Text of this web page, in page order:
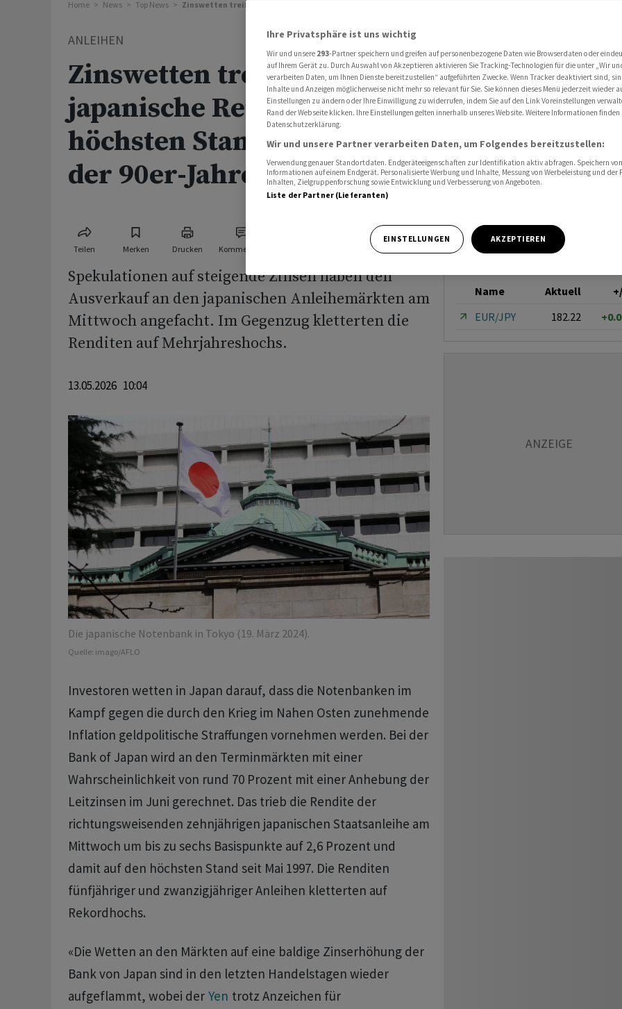
Home News Top News Zinswetten treiben japanische Renditen auf höchsten Stand seit Ende der 90er-Jahre
ANLEIHEN
Zinswetten treiben
japanische Renditen auf
höchsten Stand seit Ende
der 90er-Jahre
Teilen Merken Drucken Kommentare
Spekulationen auf steigende Zinsen haben den
Ausverkauf an den japanischen Anleihemärkten am
Mittwoch angefacht. Im Gegenzug kletterten die
Renditen auf Mehrjahreshochs.
13.05.2026 10:04
Die japanische Notenbank in Tokyo (19. März 2024).
Quelle: imago/AFLO
Investoren wetten in Japan darauf, dass die Notenbanken im
Kampf gegen die durch den Krieg im ⁠Nahen Osten zunehmende
Inflation geldpolitische Straffungen vornehmen werden. Bei der
Bank of Japan wird an den ‌Terminmärkten mit einer
Wahrscheinlichkeit von rund 70 Prozent ‌mit einer Anhebung der
Leitzinsen im Juni ​gerechnet. Das trieb die Rendite der
richtungsweisenden zehnjährigen japanischen Staatsanleihe am
Mittwoch um bis zu sechs Basispunkte auf 2,6 Prozent und
damit auf den höchsten Stand seit Mai 1997. Die Renditen
fünfjähriger und zwanzigjähriger Anleihen kletterten auf
Rekordhochs.
«Die Wetten ‌an den Märkten auf eine baldige Zinserhöhung der
Bank von Japan sind in den letzten Handelstagen wieder
aufgeflammt, wobei der Yen trotz Anzeichen für
Name Aktuell
EUR/JPY
182.22
Ihre Privatsphäre ist uns wichtig
Wir und unsere 293-Partner speichern und greifen auf personenbezogene Daten wie Browserdaten oder
auf Ihrem Gerät zu. Durch Auswahl von Akzeptieren aktivieren Sie Tracking-Technologien für die unter „Wir
verarbeiten Daten, um Ihnen Dienste bereitzustellen“ aufgeführten Zwecke. Wenn Tracker deaktiviert sind,
Inhalte und Anzeigen möglicherweise nicht mehr so relevant für Sie. Sie können dieses Menü jederzeit wieder
Einstellungen zu ändern oder Ihre Einwilligung zu widerrufen, indem Sie auf den Link Voreinstellungen
Rand der Webseite klicken. Ihre Einstellungen gelten innerhalb unseres Website. Weitere Informationen finden
Datenschutzerklärung.
Wir und unsere Partner verarbeiten Daten, um Folgendes bereitzustellen:
Verwendung genauer Standortdaten. Endgeräteeigenschaften zur Identifikation aktiv abfragen. Speichern
Informationen auf einem Endgerät. Personalisierte Werbung und Inhalte, Messung von Werbeleistung und der
Inhalten, Zielgruppenforschung sowie Entwicklung und Verbesserung von Angeboten.
Liste der Partner (Lieferanten)
EINSTELLUNGEN AKZEPTIEREN